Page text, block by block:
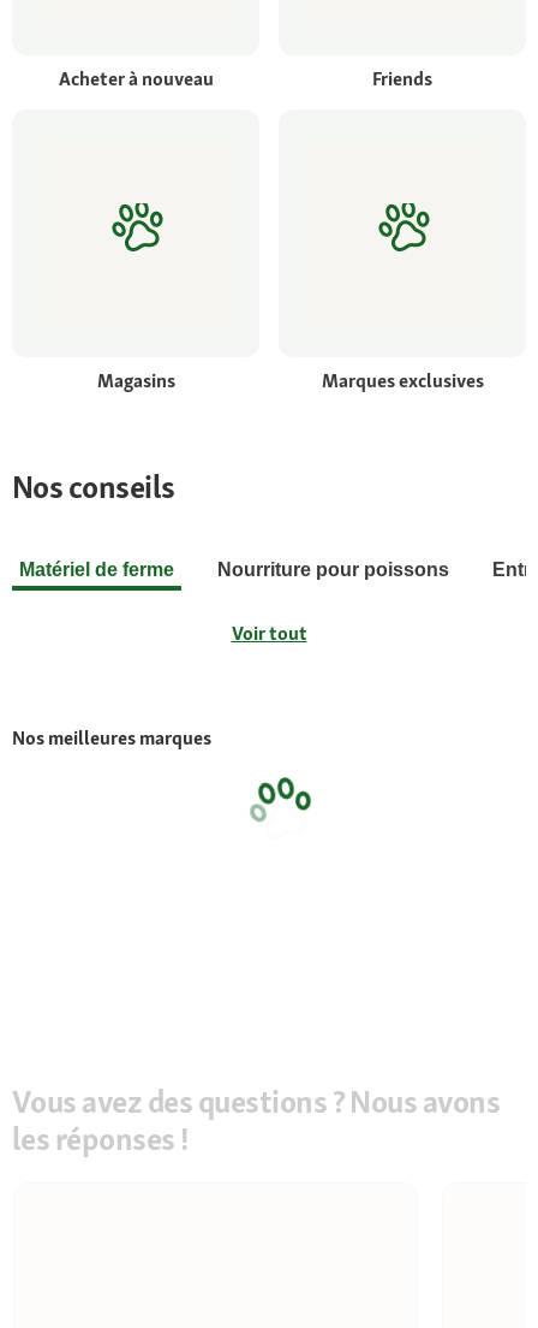
Acheter à nouveau Friends
Magasins Marques exclusives
Nos conseils
Matériel de ferme Nourriture pour poissons
Voir tout
Nos meilleures marques
Vous avez des questions ? Nous avons
les réponses !